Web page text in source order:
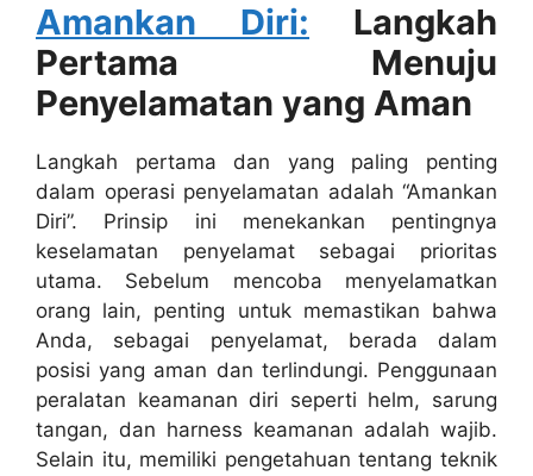
Amankan Diri: Langkah
Pertama Menuju
Penyelamatan yang Aman
Langkah pertama dan yang paling penting
dalam operasi penyelamatan adalah “Amankan
Diri”. Prinsip ini menekankan pentingnya
keselamatan penyelamat sebagai prioritas
utama. Sebelum mencoba menyelamatkan
orang lain, penting untuk memastikan bahwa
Anda, sebagai penyelamat, berada dalam
posisi yang aman dan terlindungi. Penggunaan
peralatan keamanan diri seperti helm, sarung
tangan, dan harness keamanan adalah wajib.
Selain itu, memiliki pengetahuan tentang teknik